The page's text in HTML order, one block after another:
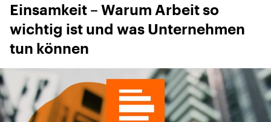
Einsamkeit – Warum Arbeit so
wichtig ist und was Unternehmen
tun können